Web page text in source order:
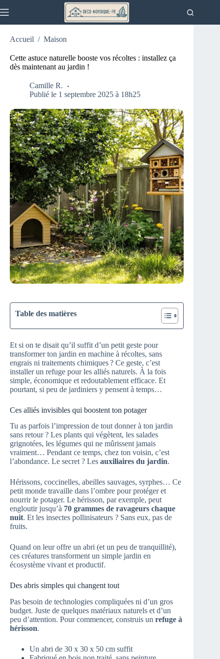
au
Accueil / Maison
Cette astuce naturelle booste vos récoltes : installez ça
dès maintenant au jardin !
Camille R.
Publié le 1 septembre 2025 à 18h25
Table des matières
Et si on te disait qu’il suffit d’un petit geste pour
transformer ton jardin en machine à récoltes, sans
engrais ni traitements chimiques ? Ce geste, c’est
installer un refuge pour les alliés naturels. À la fois
simple, économique et redoutablement efficace. Et
pourtant, si peu de jardiniers y pensent à temps…
Ces alliés invisibles qui boostent ton potager
Tu as parfois l’impression de tout donner à ton jardin
sans retour ? Les plants qui végètent, les salades
grignotées, les légumes qui ne mûrissent jamais
vraiment… Pendant ce temps, chez ton voisin, c’est
l’abondance. Le secret ? Les auxiliaires du jardin.
Hérissons, coccinelles, abeilles sauvages, syrphes… Ce
petit monde travaille dans l’ombre pour protéger et
nourrir le potager. Le hérisson, par exemple, peut
engloutir jusqu’à 70 grammes de ravageurs chaque
nuit. Et les insectes pollinisateurs ? Sans eux, pas de
fruits.
Quand on leur offre un abri (et un peu de tranquillité),
ces créatures transforment un simple jardin en
écosystème vivant et productif.
Des abris simples qui changent tout
Pas besoin de technologies compliquées ni d’un gros
budget. Juste de quelques matériaux naturels et d’un
peu d’attention. Pour commencer, construis un refuge à
hérisson.
Un abri de 30 x 30 x 50 cm suffit